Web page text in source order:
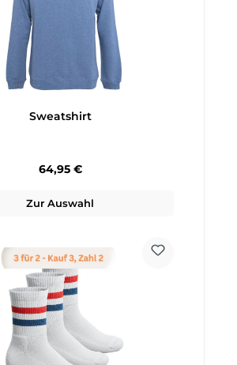
Sweatshirt
Regulärer Preis:
64,95 €
Zur Auswahl